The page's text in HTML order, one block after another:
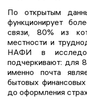
По открытым
функционирует
связи, 80% из
местности и
НАФИ в
подчеркивают: для
именно почта
бытовых
до оформления